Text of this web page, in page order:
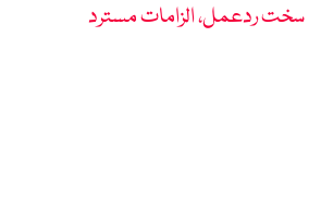
سخت ردعمل، الزامات مسترد